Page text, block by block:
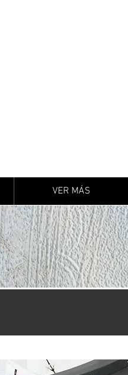
VER MÁS